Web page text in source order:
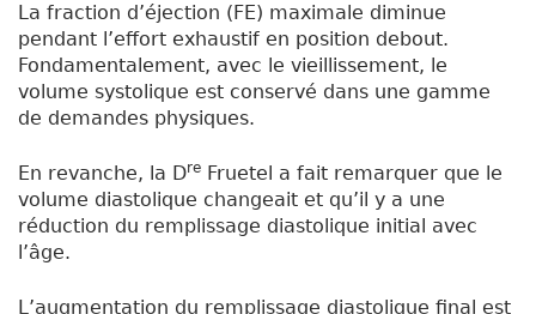
La fraction d’éjection (FE) maximale diminue
pendant l’effort exhaustif en position debout.
Fondamentalement, avec le vieillissement, le
volume systolique est conservé dans une gamme
de demandes physiques.
En revanche, la Dre Fruetel a fait remarquer que le
volume diastolique changeait et qu’il y a une
réduction du remplissage diastolique initial avec
l’âge.
L’augmentation du remplissage diastolique final est